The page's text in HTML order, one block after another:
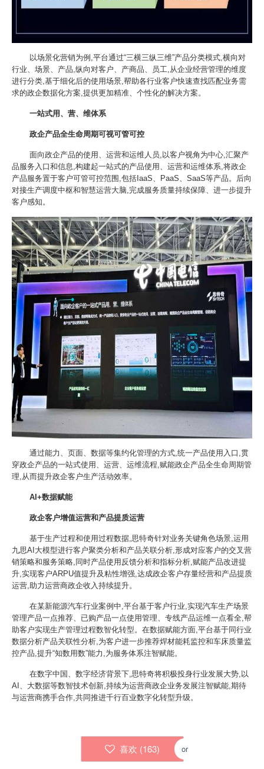
以场景化营销为例,平台通过“三横三纵三维”产品分类模式,横向对
行业、场景、产品,纵向对客户、产商品、员工,从企业经营管理的维度
进行分类,基于细化后的使用场景,帮助各行业客户快速查找匹配业务需
求的政企数据化方案,提供更加精准、个性化的解决方案。
一站式用、营、维体系
政企产品全生命周期可视可管可控
面向政企产品的使用、运营和运维人员,以客户视角为中心,汇聚产
品服务入口和信息,构建起一站式的产品使用、运营和运维体系,将政企
产品服务置于客户可管可控范围,包括IaaS、PaaS、SaaS等产品。后向
对接生产调度中枢和智慧运营大脑,完成服务质量持续保障、进一步提升
客户感知。
通过能力、页面、数据等集约化管理的方式,统一产品使用入口,贯
穿政企产品的一站式使用、运营、运维流程,赋能政企产品全生命周期管
理,从而提升政企客户生产活动效率。
AI+数据赋能
政企客户增值运营和产品提质运营
基于生产过程和使用过程数据,思特奇针对业务关键角色场景,运用
九思AI大模型进行客户聚类分析和产品关联分析,形成对应客户的交叉营
销策略和服务策略,同时产品使用反馈分析和指标分析,赋能产品改进提
升,实现客户ARPU值提升及粘性增强,达成政企客户存量经营和产品提质
运营,助力运营商政企收入持续提升。
在某新能源汽车行业案例中,平台基于客户行业,实现汽车生产场景
管理产品一点推荐、已购产品一点使用管理、专线产品运维一点看全,帮
助客户实现生产管理过程数智化转型。在数据赋能方面,平台基于同行业
数据分析产品关联性分析,为客户进一步推荐焊材能耗监控和车床质量监
控产品,提升“知数用数”能力,为服务体系注智赋能。
在数字中国、数字经济背景下,思特奇将积极投身行业发展大势,以
AI、大数据等数智技术创新,持续为运营商政企业务发展注智赋能,期待
与运营商携手合作,共同推进千行百业数字化转型升级。
喜欢 (163) or